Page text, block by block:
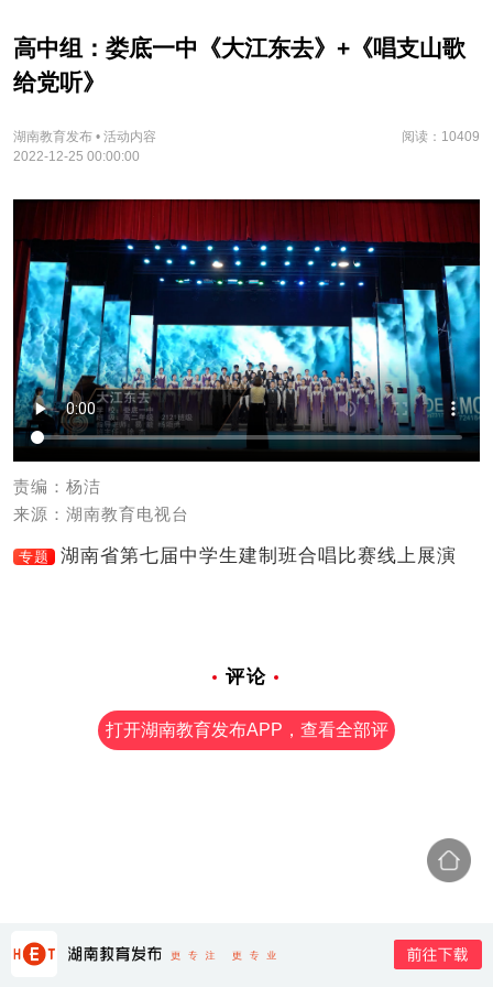
高中组：娄底一中《大江东去》+《唱支山歌
给党听》
湖南教育发布 • 活动内容
阅读：10409
2022-12-25 00:00:00
责编：杨洁
来源：湖南教育电视台
专题 湖南省第七届中学生建制班合唱比赛线上展演
评论
打开湖南教育发布APP，查看全部评